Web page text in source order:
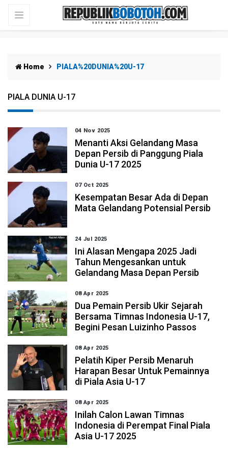
Home PIALA%20DUNIA%20U-17
PIALA DUNIA U-17
04 Nov 2025
Menanti Aksi Gelandang Masa
Depan Persib di Panggung Piala
Dunia U-17 2025
07 Oct 2025
Kesempatan Besar Ada di Depan
Mata Gelandang Potensial Persib
24 Jul 2025
Ini Alasan Mengapa 2025 Jadi
Tahun Mengesankan untuk
Gelandang Masa Depan Persib
08 Apr 2025
Dua Pemain Persib Ukir Sejarah
Bersama Timnas Indonesia U-17,
Begini Pesan Luizinho Passos
08 Apr 2025
Pelatih Kiper Persib Menaruh
Harapan Besar Untuk Pemainnya
di Piala Asia U-17
08 Apr 2025
Inilah Calon Lawan Timnas
Indonesia di Perempat Final Piala
Asia U-17 2025